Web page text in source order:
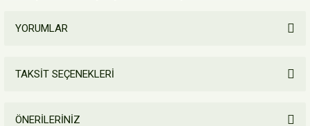
YORUMLAR
TAKSİT SEÇENEKLERİ
ÖNERİLERİNİZ